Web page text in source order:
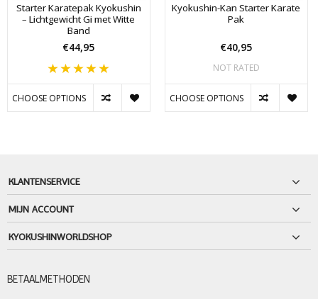
Starter Karatepak Kyokushin
– Lichtgewicht Gi met Witte
Band
€44,95
CHOOSE OPTIONS
Kyokushin-Kan Starter Karate
Pak
€40,95
NOT RATED
CHOOSE OPTIONS
KLANTENSERVICE
MIJN ACCOUNT
KYOKUSHINWORLDSHOP
BETAALMETHODEN